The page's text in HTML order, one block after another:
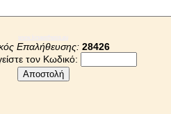
www.kinaesthesis.eu
Επαλήθευσης: 28426
τον Κωδικό: